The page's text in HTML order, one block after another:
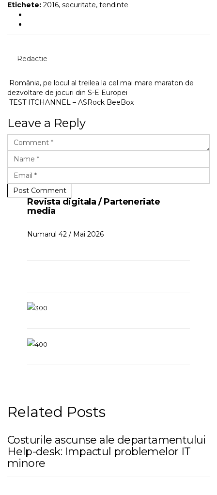
Etichete: 2016, securitate, tendinte
Redactie
România, pe locul al treilea la cel mai mare maraton de
dezvoltare de jocuri din S-E Europei
TEST ITCHANNEL – ASRock BeeBox
Leave a Reply
Post Comment
Revista digitala / Parteneriate
media
Numarul 42 / Mai 2026
Related Posts
Costurile ascunse ale departamentului
Help-desk: Impactul problemelor IT
minore